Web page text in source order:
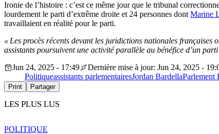
Ironie de l’histoire : c’est ce même jour que le tribunal
lourdement le parti d’extrême droite et 24 personnes dont Marine
travaillaient en réalité pour le parti.
« Les procès récents devant les juridictions nationales françaises
assistants poursuivent une activité parallèle au bénéfice d’un
Jun 24, 2025 - 17:49
Dernière mise à jour: Jun 24, 2025 -
Politiqueassistants parlementairesJordan BardellaParlement
Print Partager
LES PLUS LUS
POLITIQUE